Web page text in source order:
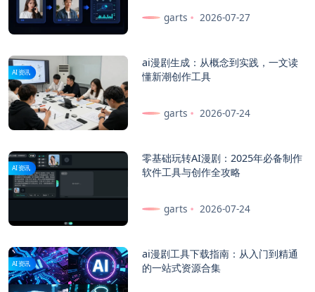
garts 2026-07-27
AI资讯
ai漫剧生成：从概念到实践，一文读
懂新潮创作工具
garts 2026-07-24
AI资讯
零基础玩转AI漫剧：2025年必备制作
软件工具与创作全攻略
garts 2026-07-24
AI资讯
ai漫剧工具下载指南：从入门到精通
的一站式资源合集